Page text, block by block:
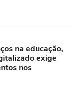
na educação,
exige
nos